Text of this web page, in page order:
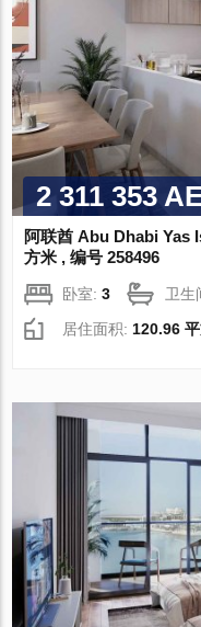
2 311 353
阿联酋 Abu Dhabi Yas
方米 , 编号 258496
卧室:3 卫
居住面积: 120.96